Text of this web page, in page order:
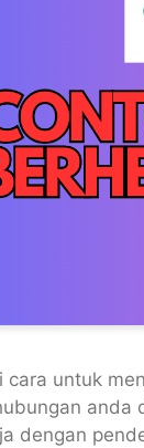
cara untuk
anda
dengan